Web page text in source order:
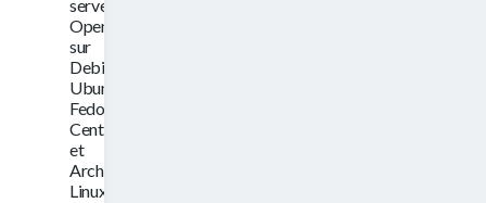
serveur
OpenVPN
sur
Debian,
Ubuntu,
Fedora,
CentOS
et
Arch
Linux